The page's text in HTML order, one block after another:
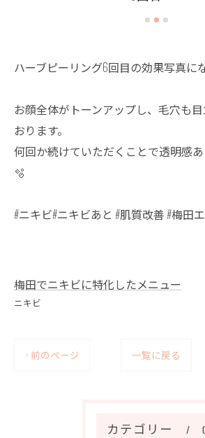
ハーブピーリング6回目の効果写真に
お顔全体がトーンアップし、毛穴も
おります。
何回か続けていただくことで透明感
🫧
#ニキビ#ニキビあと #肌質改善 #梅田
梅田でニキビに特化したメニュー
ニキビ
< 前のページ 一覧に戻る
カテゴリー